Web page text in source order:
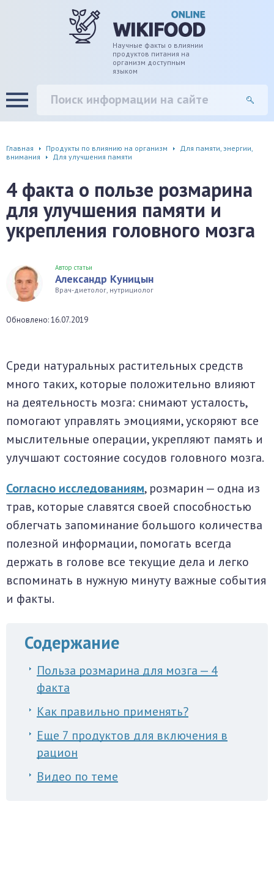
Научные факты о влиянии
продуктов питания на
организм доступным
языком
Главная Продукты по влиянию на организм
Для памяти, энергии,
внимания
Для улучшения памяти
4 факта о пользе розмарина
для улучшения памяти и
укрепления головного мозга
Автор статьи
Александр Куницын
Врач-диетолог, нутрициолог
Обновлено: 16.07.2019
Среди натуральных растительных средств
много таких, которые положительно влияют
на деятельность мозга: снимают усталость,
помогают управлять эмоциями, ускоряют все
мыслительные операции, укрепляют память и
улучшают состояние сосудов головного мозга.
Согласно исследованиям, розмарин — одна из
трав, которые славятся своей способностью
облегчать запоминание большого количества
полезной информации, помогать всегда
держать в голове все текущие дела и легко
вспоминать в нужную минуту важные события
и факты.
Содержание
Польза розмарина для мозга — 4
факта
Как правильно применять?
Еще 7 продуктов для включения в
рацион
Видео по теме
ЖКТ
система
система
сужение сосудов
от депрессии и